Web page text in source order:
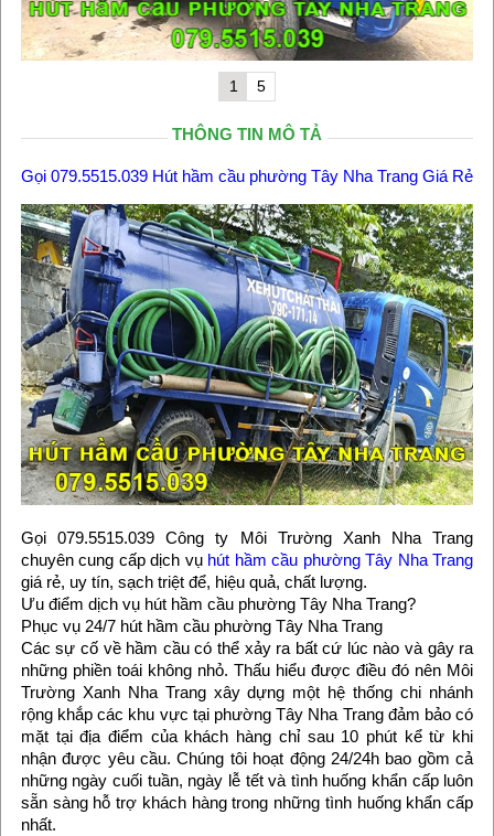
1 5
THÔNG TIN MÔ TẢ
Gọi 079.5515.039 Hút hầm cầu phường Tây Nha Trang Giá Rẻ
Gọi 079.5515.039 Công ty Môi Trường Xanh Nha Trang
chuyên cung cấp dịch vụ hút hầm cầu phường Tây Nha Trang
giá rẻ, uy tín, sạch triệt để, hiệu quả, chất lượng.
Ưu điểm dịch vụ hút hầm cầu phường Tây Nha Trang?
Phục vụ 24/7 hút hầm cầu phường Tây Nha Trang
Các sự cố về hầm cầu có thể xảy ra bất cứ lúc nào và gây ra
những phiền toái không nhỏ. Thấu hiểu được điều đó nên Môi
Trường Xanh Nha Trang xây dựng một hệ thống chi nhánh
rộng khắp các khu vực tại phường Tây Nha Trang đảm bảo có
mặt tại địa điểm của khách hàng chỉ sau 10 phút kể từ khi
nhận được yêu cầu. Chúng tôi hoạt động 24/24h bao gồm cả
những ngày cuối tuần, ngày lễ tết và tình huống khẩn cấp luôn
sẵn sàng hỗ trợ khách hàng trong những tình huống khẩn cấp
nhất.